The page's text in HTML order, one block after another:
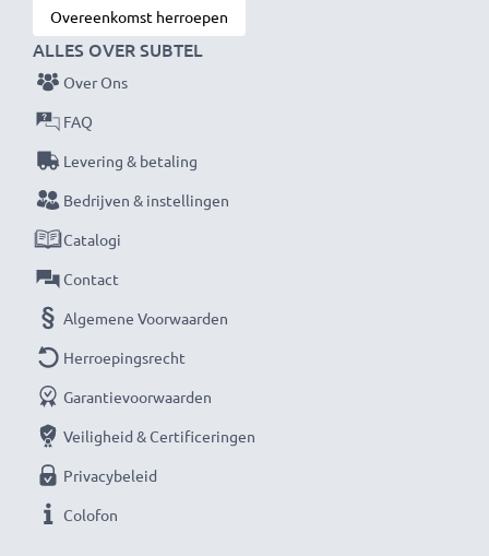
OPMERKING:Laad je batterijen vóór het eerste
gebruik volledig op voor optimale prestaties en
levensduur.
Mis nooit meer een moment met deze slimme,
nu met snelle levering en 3 jaar garantie!
Overeenkomst herroepen
ALLES OVER SUBTEL
Over Ons
FAQ
Levering & betaling
Bedrijven & instellingen
Catalogi
Contact
Algemene Voorwaarden
Herroepingsrecht
Garantievoorwaarden
Veiligheid & Certificeringen
Privacybeleid
Colofon